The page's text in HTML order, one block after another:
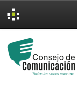
navigation